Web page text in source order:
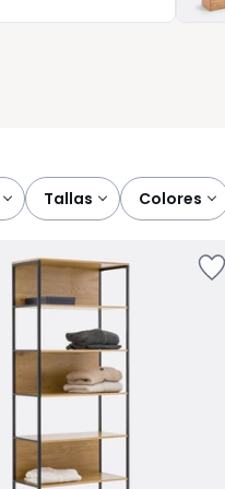
el vestidor que mejor
tallas colores